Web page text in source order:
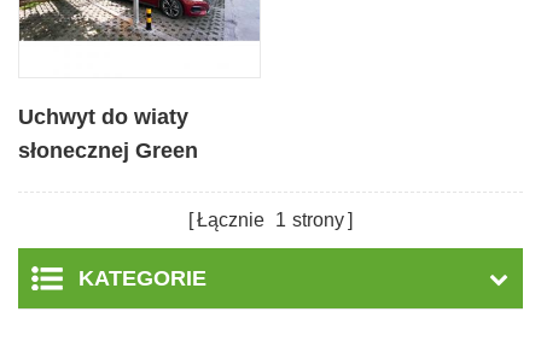
Uchwyt do wiaty
słonecznej Green
Łącznie 1 strony
KATEGORIE